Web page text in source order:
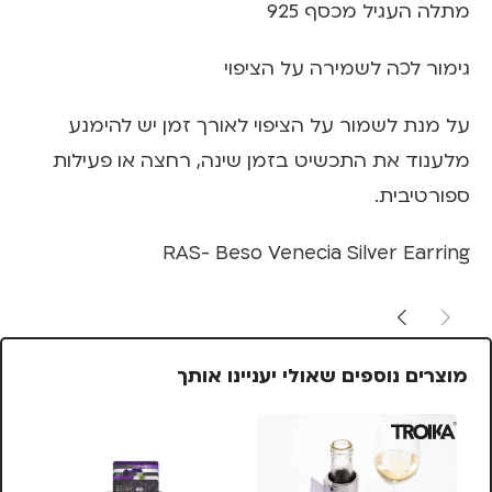
מתלה העגיל מכסף 925
גימור לכה לשמירה על הציפוי
על מנת לשמור על הציפוי לאורך זמן יש להימנע
מלענוד את התכשיט בזמן שינה, רחצה או פעילות
ספורטיבית.
RAS- Beso Venecia Silver Earring
מוצרים נוספים שאולי יעניינו אותך